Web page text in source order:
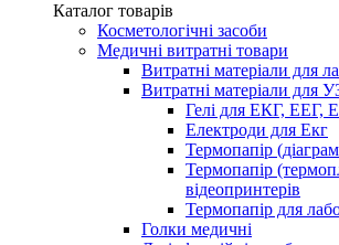
Каталог товарів
Косметологічні засоби
Медичні витратні товари
Витратні матеріали для
Витратні матеріали для
Гелі для ЕКГ, ЕЕГ,
Електроди для Екг
Термопапір
Термопапір
відеопринтерів
Термопапір для
Голки медичні